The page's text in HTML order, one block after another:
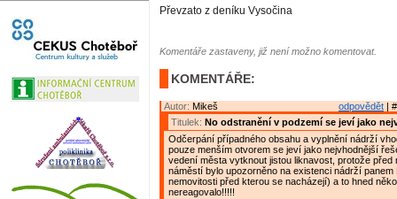
Převzato z deníku Vysočina
Komentáře zastaveny, již není možno komentovat.
KOMENTÁŘE:
odpovědět |
Autor: Mikeš
Titulek: No odstranění v podzemí se jeví jako
Odčerpání případného obsahu a vyplnění nádrží
pouze menším otvorem se jeví jako nejvhodnější
vedení města vytknout jistou liknavost, protože před
náměstí bylo upozorněno na existenci nádrží panem
nemovitosti před kterou se nacházejí) a to hned
nereagovalo!!!!!